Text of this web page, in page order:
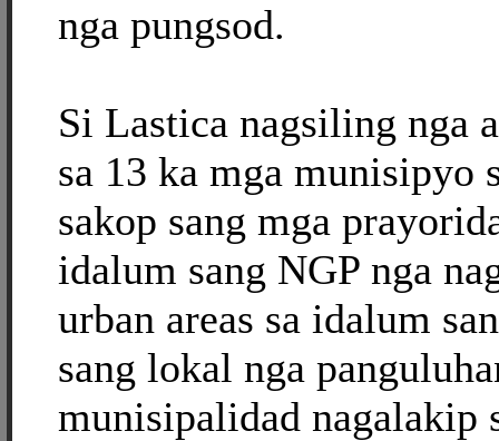
nga pungsod.
Si Lastica nagsiling nga
sa 13 ka mga munisipyo
sakop sang mga
idalum sang NGP nga
urban areas sa idalum
sang lokal nga
munisipalidad nagalakip